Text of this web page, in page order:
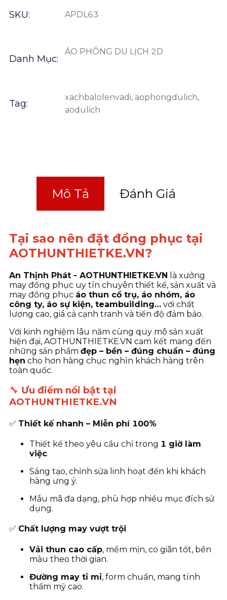
SKU: APDL63
Danh Mục:
ÁO PHÔNG DU LỊCH 2D
Tag:
xachbalolenvadi, aophongdulich,
aodulich
Mô Tả Đánh Giá
Tại sao nên đặt đồng phục tại
AOTHUNTHIETKE.VN?
An Thịnh Phát - AOTHUNTHIETKE.VN là xưởng
may đồng phục uy tín chuyên thiết kế, sản xuất và
may đồng phục áo thun cổ trụ, áo nhóm, áo
công ty, áo sự kiện, teambuilding… với chất
lượng cao, giá cả cạnh tranh và tiến độ đảm bảo.
Với kinh nghiệm lâu năm cùng quy mô sản xuất
hiện đại, AOTHUNTHIETKE.VN cam kết mang đến
những sản phẩm đẹp – bền – đúng chuẩn – đúng
hẹn cho hơn hàng chục nghìn khách hàng trên
toàn quốc.
🔧 Ưu điểm nổi bật tại
AOTHUNTHIETKE.VN
✅ Thiết kế nhanh – Miễn phí 100%
Thiết kế theo yêu cầu chỉ trong 1 giờ làm
việc.
Sáng tạo, chỉnh sửa linh hoạt đến khi khách
hàng ưng ý.
Mẫu mã đa dạng, phù hợp nhiều mục đích sử
dụng.
✅ Chất lượng may vượt trội
Vải thun cao cấp, mềm mịn, co giãn tốt, bền
màu theo thời gian.
Đường may tỉ mỉ, form chuẩn, mang tính
thẩm mỹ cao.